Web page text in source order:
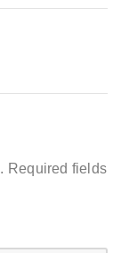
Required fields